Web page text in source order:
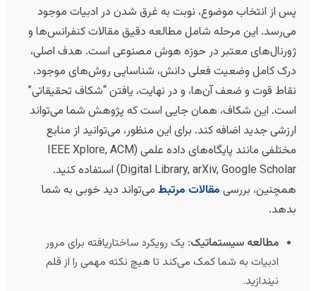
از انتخاب موضوع، نوبت به غرق شدن در ادبیات موجود
این مرحله شامل مطالعه دقیق مقالات کنفرانس‌ها و
معتبر در حوزه هوش مصنوعی است. هدف اصلی،
کامل وضعیت فعلی دانش، شناسایی روش‌های موجود،
قوت و ضعف آن‌ها، و در نهایت، یافتن “شکاف تحقیقاتی”
این شکاف، همان جایی است که پژوهش شما می‌تواند
جدید اضافه کند. برای این منظور، می‌توانید از منابع
مختلفی مانند پایگاه‌های داده علمی (IEEE Xplore, ACM
Digital Library, arXiv, Google Scholar) استفاده کنید.
بررسیمقالات مرتبطمی‌تواند دید خوبی به شما
مطالعه سیستماتیک:یک رویکرد ساختاریافته برای مرور
ادبیات به شما کمک می‌کند تا هیچ نکته مهمی را از قلم
نیندازید.